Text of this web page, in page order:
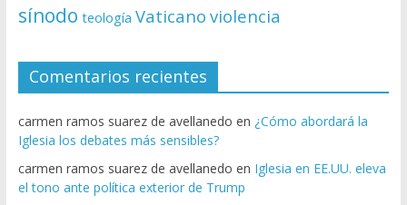
sínodo teología Vaticano violencia
Comentarios recientes
carmen ramos suarez de avellanedo en ¿Cómo abordará la
Iglesia los debates más sensibles?
carmen ramos suarez de avellanedo en Iglesia en EE.UU. eleva
el tono ante política exterior de Trump